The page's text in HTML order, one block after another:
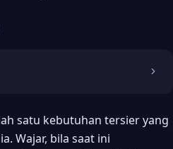
satu kebutuhan tersier yang
Wajar, bila saat ini